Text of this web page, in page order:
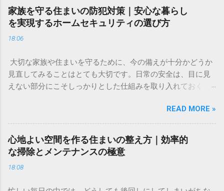
ミングを逃したくない方や、これから新しい挑戦を始めたい
方に適した選択肢といえるでしょう。 ✅ [投資の新しい形を詳
しく見る] ✅ 「将来のために何かしたほうがいいのはわかって
いるけれど、何から始めればいいのかわからない」「今の生
焦りを感じることはありませんか？ 多くの人が一度は頭を悩
ませる「お金」の問題。特に、将来の生活資金やライフイベ
ントに備えるための資産形成は、早い段階から少しずつ取り
しく考えがちな資産形成について、初心者の方でも安心して
取り組める基本的な考え方と、リスクを抑えて賢く資産を守
り、育てるためのコツをわかりやすく解説します。特別な知
識がなくても、今日からできる一歩を一緒に整理していきま
もしれません。しかし、現在の経済環境において、自ら資産
家族を守る住まいの防犯対策｜安心な暮らし
を実現するホームセキュリティの選び方
18:06
大切な家族や住まいを守るために、今の備えが十分かどうか
見直してみることはとても大切です。日常の安全は、目に見
えない部分にこそしっかりとした仕組みを取り入れておくこ
キュリティについて「自分たちでできる対策」と「プロの
力」を組み合わせることで、より強固な暮らしの基盤を作る
方法をご紹介します。今の生活環境に合わせた、無理のない
防犯対策を検討してみてはいかがでしょうか。 ✅ [住まいの安
心をサポートする詳細はこちらから確認できます] ✅ 「最近、
近所で物騒な噂を聞いて不安」「外出中や就寝中、家族の安
READ MORE »
心地よい空間を作る住まいの整え方｜効率的
な掃除とメンテナンスの極意
18:08